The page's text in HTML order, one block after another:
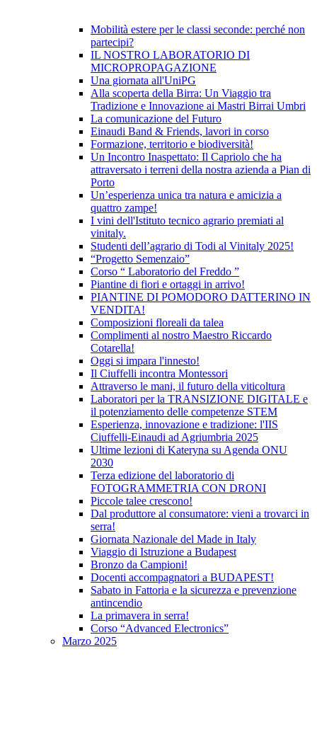
Mobilità estere per le classi seconde: perché non
partecipi?
IL NOSTRO LABORATORIO DI
MICROPROPAGAZIONE
Una giornata all'UniPG
Alla scoperta della Birra: Un Viaggio tra
Tradizione e Innovazione ai Mastri Birrai Umbri
La comunicazione del Futuro
Einaudi Band & Friends, lavori in corso
Formazione, territorio e biodiversità!
Un Incontro Inaspettato: Il Capriolo che ha
attraversato i terreni della nostra azienda a Pian di
Porto
Un’esperienza unica tra natura e amicizia a
quattro zampe!
I vini dell'Istituto tecnico agrario premiati al
vinitaly.
Studenti dell’agrario di Todi al Vinitaly 2025!
“Progetto Semenzaio”
Corso “ Laboratorio del Freddo ”
Piantine di fiori e ortaggi in arrivo!
PIANTINE DI POMODORO DATTERINO IN
VENDITA!
Composizioni floreali da talea
Complimenti al nostro Maestro Riccardo
Cotarella!
Oggi si impara l'innesto!
Il Ciuffelli incontra Montessori
Attraverso le mani, il futuro della viticoltura
Laboratori per la TRANSIZIONE DIGITALE e
il potenziamento delle competenze STEM
Esperienza, innovazione e tradizione: l'IIS
Ciuffelli-Einaudi ad Agriumbria 2025
Ultime lezioni di Kateryna su Agenda ONU
2030
Terza edizione del laboratorio di
FOTOGRAMMETRIA CON DRONI
Piccole talee crescono!
Dal produttore al consumatore: vieni a trovarci in
serra!
Giornata Nazionale del Made in Italy
Viaggio di Istruzione a Budapest
Bronzo da Campioni!
Docenti accompagnatori a BUDAPEST!
Sabato in Fattoria e la sicurezza e prevenzione
antincendio
La primavera in serra!
Corso “Advanced Electronics”
Marzo 2025